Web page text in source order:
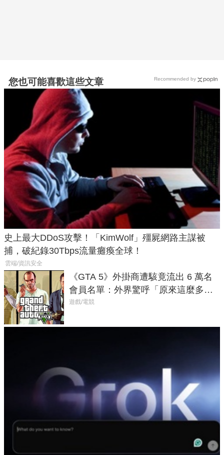
您也可能喜歡這些文章
史上最大DDoS攻擊！「KimWolf」殭屍網路主謀被
捕，破紀錄30Tbps流量癱瘓全球！
雲端/資訊安全
《GTA 5》外掛商遭駭竟流出 6 萬名
會員名單：外界驚呼「原來這麼多人
在開掛！」
遊戲/電競
Recommended by